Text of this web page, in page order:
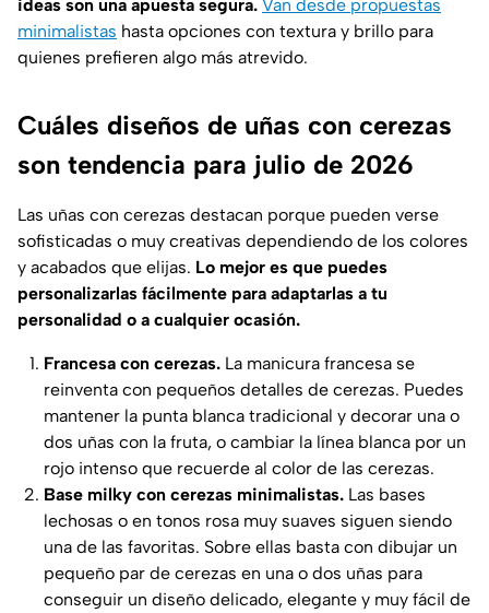
ideas son una apuesta segura. Van desde propuestas
minimalistas hasta opciones con textura y brillo para
quienes prefieren algo más atrevido.
Cuáles diseños de uñas con cerezas
son tendencia para julio de 2026
Las uñas con cerezas destacan porque pueden verse
sofisticadas o muy creativas dependiendo de los colores
y acabados que elijas. Lo mejor es que puedes
personalizarlas fácilmente para adaptarlas a tu
personalidad o a cualquier ocasión.
Francesa con cerezas. La manicura francesa se
reinventa con pequeños detalles de cerezas. Puedes
mantener la punta blanca tradicional y decorar una o
dos uñas con la fruta, o cambiar la línea blanca por un
rojo intenso que recuerde al color de las cerezas.
Base milky con cerezas minimalistas. Las bases
lechosas o en tonos rosa muy suaves siguen siendo
una de las favoritas. Sobre ellas basta con dibujar un
pequeño par de cerezas en una o dos uñas para
conseguir un diseño delicado, elegante y muy fácil de